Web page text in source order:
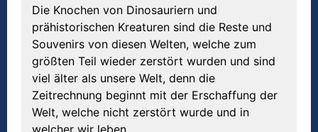
Die Knochen von Dinosauriern und
prähistorischen Kreaturen sind die Reste und
Souvenirs von diesen Welten, welche zum
größten Teil wieder zerstört wurden und sind
viel älter als unsere Welt, denn die
Zeitrechnung beginnt mit der Erschaffung der
Welt, welche nicht zerstört wurde und in
welcher wir leben.